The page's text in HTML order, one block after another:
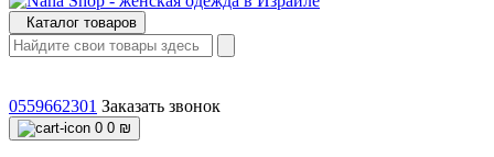
Каталог товаров
0559662301 Заказать звонок
0 0 ₪